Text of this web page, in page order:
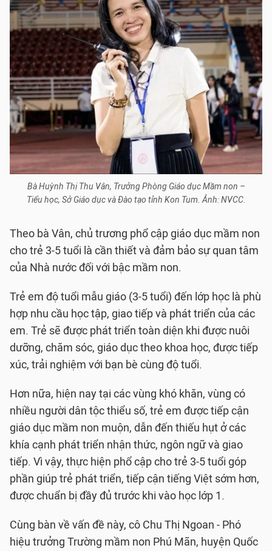
Bà Huỳnh Thị Thu Vân, Trưởng Phòng Giáo dục Mầm non –
Tiểu học, Sở Giáo dục và Đào tạo tỉnh Kon Tum. Ảnh: NVCC.
Theo bà Vân, chủ trương phổ cập giáo dục mầm non
cho trẻ 3-5 tuổi là cần thiết và đảm bảo sự quan tâm
của Nhà nước đối với bậc mầm non.
Trẻ em độ tuổi mẫu giáo (3-5 tuổi) đến lớp học là phù
hợp nhu cầu học tập, giao tiếp và phát triển của các
em. Trẻ sẽ được phát triển toàn diện khi được nuôi
dưỡng, chăm sóc, giáo dục theo khoa học, được tiếp
xúc, trải nghiệm với bạn bè cùng độ tuổi.
Hơn nữa, hiện nay tại các vùng khó khăn, vùng có
nhiều người dân tộc thiểu số, trẻ em được tiếp cận
giáo dục mầm non muộn, dẫn đến thiếu hụt ở các
khía cạnh phát triển nhận thức, ngôn ngữ và giao
tiếp. Vì vậy, thực hiện phổ cập cho trẻ 3-5 tuổi góp
phần giúp trẻ phát triển, tiếp cận tiếng Việt sớm hơn,
được chuẩn bị đầy đủ trước khi vào học lớp 1.
Cùng bàn về vấn đề này, cô Chu Thị Ngoan - Phó
hiệu trưởng Trường mầm non Phú Mãn, huyện Quốc